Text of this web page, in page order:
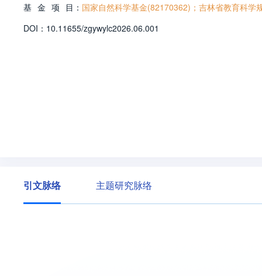
基 金 项 目： 国家自然科学基金(82170362)；吉林省教育科学
DOI： 10.11655/zgywylc2026.06.001
引文脉络 主题研究脉络